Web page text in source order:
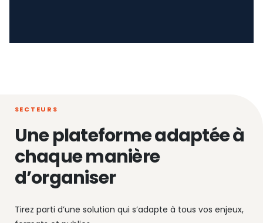
SECTEURS
Une plateforme adaptée à
chaque manière
d’organiser
Tirez parti d’une solution qui s’adapte à tous vos enjeux,